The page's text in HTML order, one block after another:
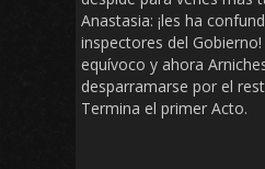
Anastasia: ¡les ha
inspectores del
equívoco y ahora
desparramarse por el
Termina el primer Acto.